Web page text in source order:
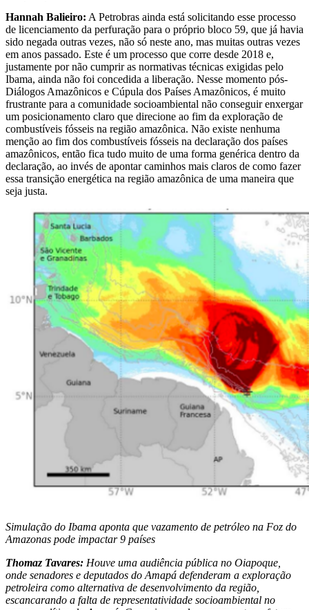
Hannah Balieiro: A Petrobras ainda está solicitando esse processo
de licenciamento da perfuração para o próprio bloco 59, que já havia
sido negada outras vezes, não só neste ano, mas muitas outras vezes
em anos passado. Este é um processo que corre desde 2018 e,
justamente por não cumprir as normativas técnicas exigidas pelo
Ibama, ainda não foi concedida a liberação. Nesse momento pós-
Diálogos Amazônicos e Cúpula dos Países Amazônicos, é muito
frustrante para a comunidade socioambiental não conseguir enxergar
um posicionamento claro que direcione ao fim da exploração de
combustíveis fósseis na região amazônica. Não existe nenhuma
menção ao fim dos combustíveis fósseis na declaração dos países
amazônicos, então fica tudo muito de uma forma genérica dentro da
declaração, ao invés de apontar caminhos mais claros de como fazer
essa transição energética na região amazônica de uma maneira que
seja justa.
Simulação do Ibama aponta que vazamento de petróleo na Foz do
Amazonas pode impactar 9 países
Thomaz Tavares: Houve uma audiência pública no Oiapoque,
onde senadores e deputados do Amapá defenderam a exploração
petroleira como alternativa de desenvolvimento da região,
escancarando a falta de representatividade socioambiental no